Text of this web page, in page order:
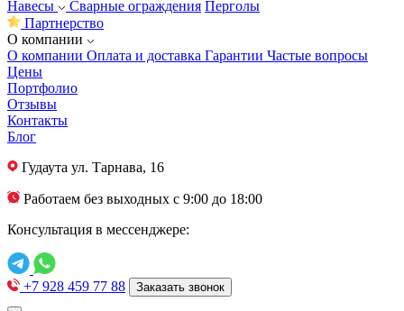
Навесы
Сварные ограждения Перголы
Партнерство
О компании
О компании Оплата и доставка Гарантии Частые вопросы
Цены
Портфолио
Отзывы
Контакты
Блог
Гудаута ул. Тарнава, 16
Работаем без выходных с 9:00 до 18:00
Консультация в мессенджере:
+7 928 459 77 88 Заказать звонок